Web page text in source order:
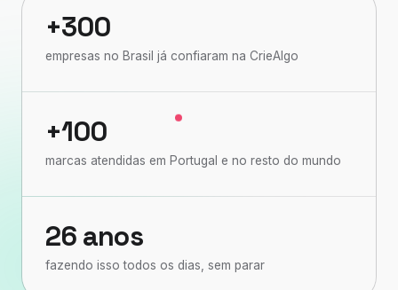
+300
empresas no Brasil já confiaram na CrieAlgo
+100
marcas atendidas em Portugal e no resto do mundo
26 anos
fazendo isso todos os dias, sem parar